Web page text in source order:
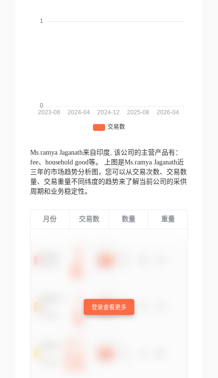
Ms.ramya Jaganath来自印度, 该公司的主营产品有：
fee、household good等。
上图是Ms.ramya Jaganath近
三年的市场趋势分析图，您可以从交易次数、交易数
量、交易重量不同纬度的趋势来了解当前公司的采供
周期和业务稳定性。
月份 交易数 数量 重量
登录查看更多